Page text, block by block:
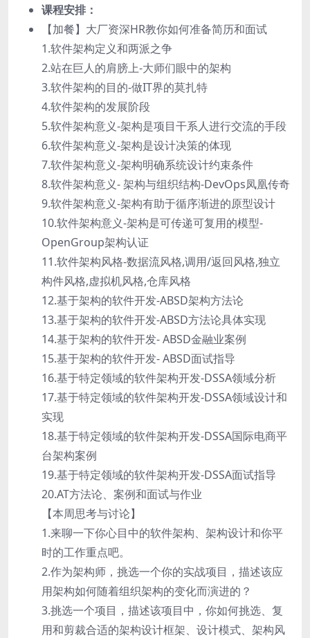
课程安排：
【加餐】大厂资深HR教你如何准备简历和面试
1.软件架构定义和两派之争
2.站在巨人的肩膀上-大师们眼中的架构
3.软件架构的目的-做IT界的莫扎特
4.软件架构的发展阶段
5.软件架构意义-架构是项目干系人进行交流的手段
6.软件架构意义-架构是设计决策的体现
7.软件架构意义-架构明确系统设计约束条件
8.软件架构意义- 架构与组织结构-DevOps凤凰传奇
9.软件架构意义-架构有助于循序渐进的原型设计
10.软件架构意义-架构是可传递可复用的模型-
OpenGroup架构认证
11.软件架构风格-数据流风格,调用/返回风格,独立
构件风格,虚拟机风格,仓库风格
12.基于架构的软件开发-ABSD架构方法论
13.基于架构的软件开发-ABSD方法论具体实现
14.基于架构的软件开发- ABSD金融业案例
15.基于架构的软件开发- ABSD面试指导
16.基于特定领域的软件架构开发-DSSA领域分析
17.基于特定领域的软件架构开发-DSSA领域设计和
实现
18.基于特定领域的软件架构开发-DSSA国际电商平
台架构案例
19.基于特定领域的软件架构开发-DSSA面试指导
20.AT方法论、案例和面试与作业
【本周思考与讨论】
1.来聊一下你心目中的软件架构、架构设计和你平
时的工作重点吧。
2.作为架构师，挑选一个你的实战项目，描述该应
用架构如何随着组织架构的变化而演进的？
3.挑选一个项目，描述该项目中，你如何挑选、复
用和剪裁合适的架构设计框架、设计模式、架构风